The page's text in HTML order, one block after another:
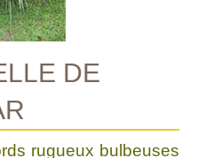
DE
rugueux bulbeuses